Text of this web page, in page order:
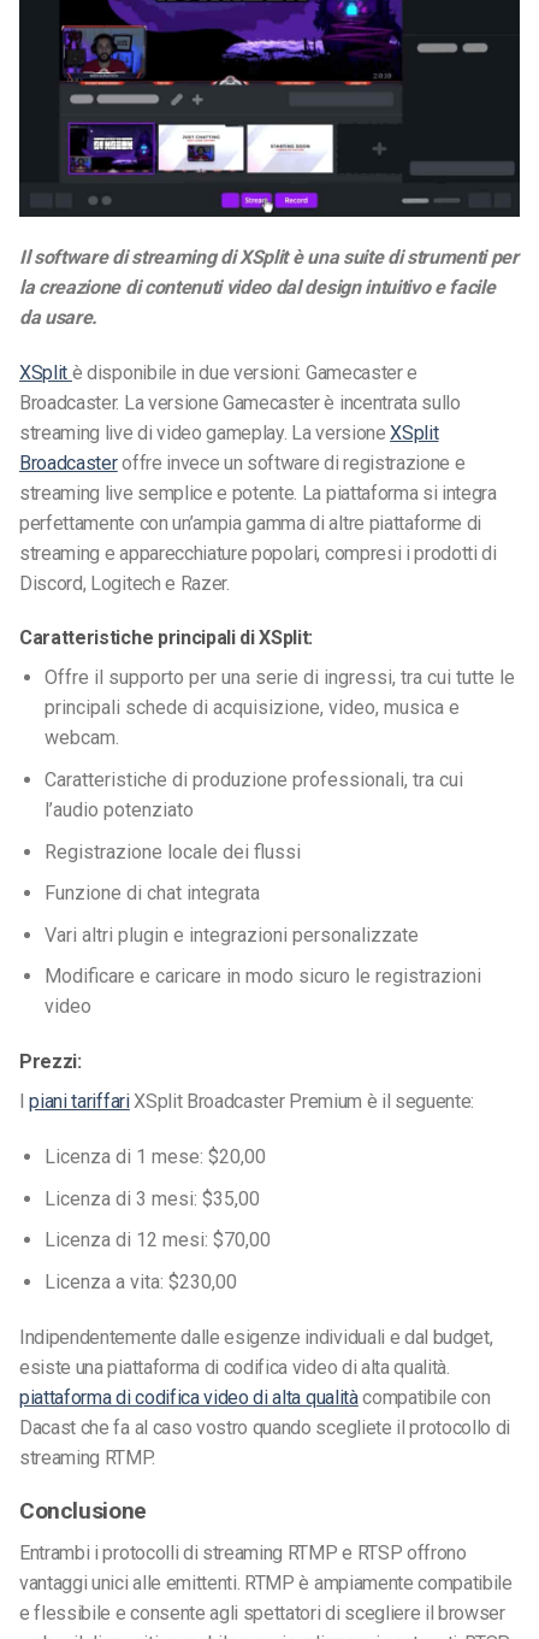
Il software di streaming di XSplit è una suite di strumenti per
la creazione di contenuti video dal design intuitivo e facile
da usare.
XSplit è disponibile in due versioni: Gamecaster e
Broadcaster. La versione Gamecaster è incentrata sullo
streaming live di video gameplay. La versioneXSplit
Broadcasteroffre invece un software di registrazione e
streaming live semplice e potente. La piattaforma si integra
perfettamente con un’ampia gamma di altre piattaforme di
streaming e apparecchiature popolari, compresi i prodotti di
Discord, Logitech e Razer.
Caratteristiche principali di XSplit:
Offre il supporto per una serie di ingressi, tra cui tutte le
principali schede di acquisizione, video, musica e
webcam.
Caratteristiche di produzione professionali, tra cui
l’audio potenziato
Registrazione locale dei flussi
Funzione di chat integrata
Vari altri plugin e integrazioni personalizzate
Modificare e caricare in modo sicuro le registrazioni
video
Prezzi:
Ipiani tariffariXSplit Broadcaster Premium è il seguente:
Licenza di 1 mese: $20,00
Licenza di 3 mesi: $35,00
Licenza di 12 mesi: $70,00
Licenza a vita: $230,00
Indipendentemente dalle esigenze individuali e dal budget,
esiste una piattaforma di codifica video di alta qualità.
piattaforma di codifica video di alta qualitàcompatibile con
Dacast che fa al caso vostro quando scegliete il protocollo di
streaming RTMP.
Conclusione
Entrambi i protocolli di streaming RTMP e RTSP offrono
vantaggi unici alle emittenti. RTMP è ampiamente compatibile
e flessibile e consente agli spettatori di scegliere il browser